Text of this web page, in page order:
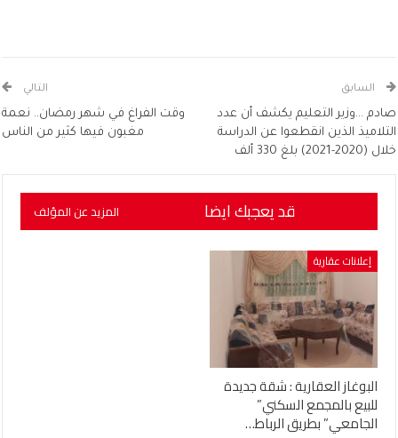
السابق
صادم …وزير التعليم يكشف أن عدد
التلاميذ الذين انقطعوا عن الدراسة
خلال (2020-2021) بلغ 330 ألف
التالي
وقت الفراغ في شهر رمضان.. نعمة
مغبون فيها كثير من الناس
قد يعجبك ايضا المزيد عن المؤلف
إعلانات عقارية
البوغاز العقارية : شقة جديدة
للبيع بالمجمع السكني”
الجامعي” بطريق الرباط…